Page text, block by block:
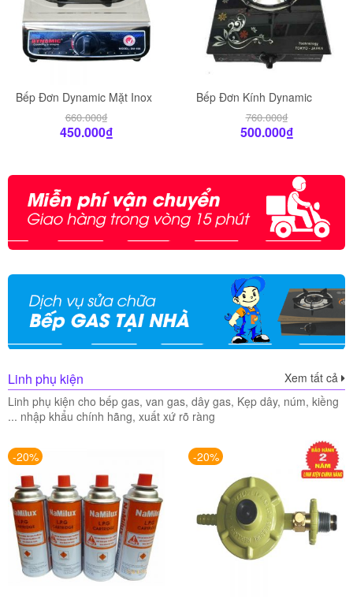
Bếp Đơn Dynamic Mặt Inox
660.000₫
450.000₫
Bếp Đơn Kính Dynamic
760.000₫
500.000₫
Linh phụ kiện
Xem tất cả
Linh phụ kiện cho bếp gas, van gas, dây gas, Kẹp dây, núm, kiềng
... nhập khẩu chính hãng, xuất xứ rõ ràng
-20% -20%